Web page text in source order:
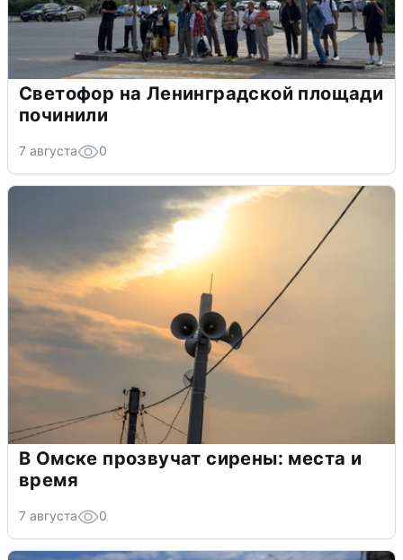
Светофор на Ленинградской площади
починили
7 августа 0
В Омске прозвучат сирены: места и
время
7 августа 0